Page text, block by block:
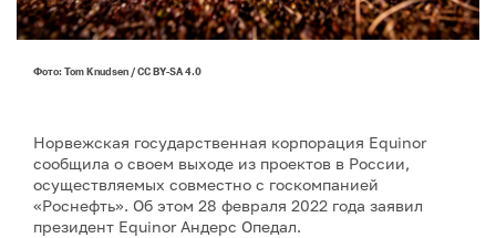
Фото: Tom Knudsen / CC BY-SA 4.0
Норвежская государственная корпорация Equinor
сообщила о своем выходе из проектов в России,
осуществляемых совместно с госкомпанией
«Роснефть». Об этом 28 февраля 2022 года заявил
президент Equinor Андерс Опедал.